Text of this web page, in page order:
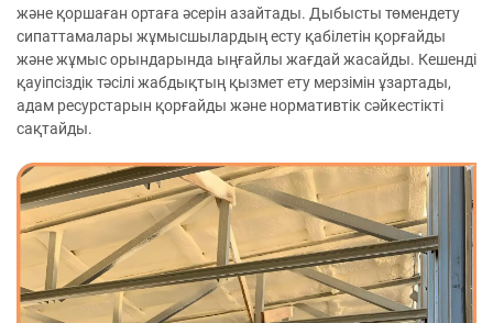
және қоршаған ортаға әсерін азайтады. Дыбысты төмендету
сипаттамалары жұмысшылардың есту қабілетін қорғайды
және жұмыс орындарында ыңғайлы жағдай жасайды. Кешенді
қауіпсіздік тәсілі жабдықтың қызмет ету мерзімін ұзартады,
адам ресурстарын қорғайды және нормативтік сәйкестікті
сақтайды.